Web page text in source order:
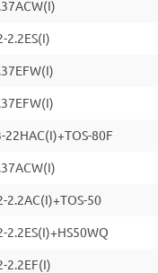
2.2ES(I)
80F
2.2AC(I)+TOS-50
2.2ES(I)+HS50WQ
2.2EF(I)